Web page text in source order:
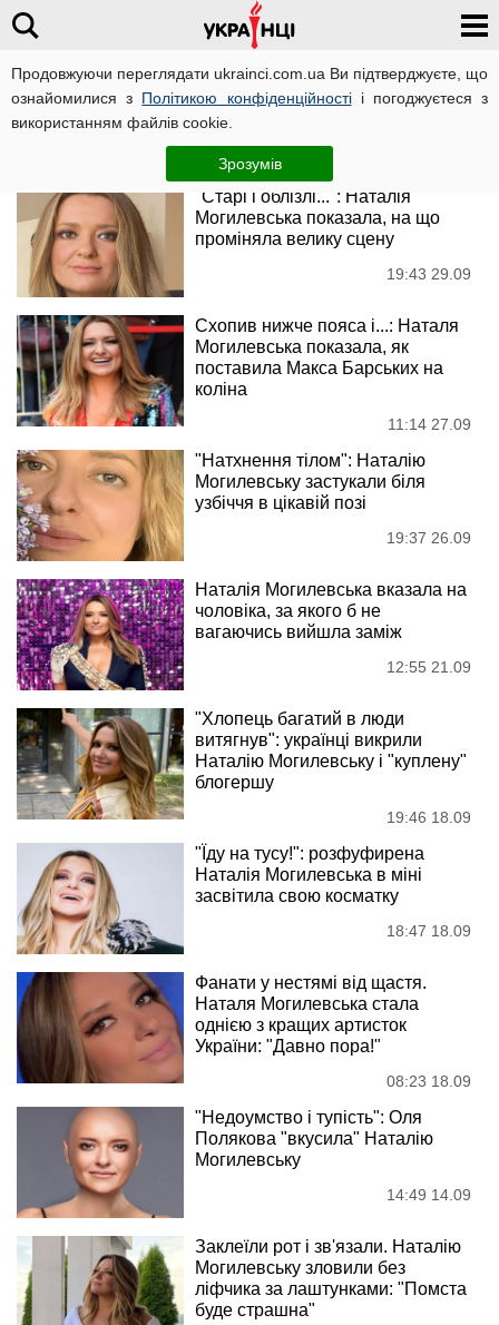
Продовжуючи переглядати ukrainci.com.ua Ви підтверджуєте, що
ознайомилися з Політикою конфіденційностіі погоджуєтеся з
використанням файлів cookie.
Зрозумів
Наталія Могилевська
"Старі і облізлі...": Наталія
Могилевська показала, на що
проміняла велику сцену
19:43 29.09
Схопив нижче пояса і...: Наталя
Могилевська показала, як
поставила Макса Барських на
коліна
11:14 27.09
"Натхнення тілом": Наталію
Могилевську застукали біля
узбіччя в цікавій позі
19:37 26.09
Наталія Могилевська вказала на
чоловіка, за якого б не
вагаючись вийшла заміж
12:55 21.09
"Хлопець багатий в люди
витягнув": українці викрили
Наталію Могилевську і "куплену"
блогершу
19:46 18.09
"Їду на тусу!": розфуфирена
Наталія Могилевська в міні
засвітила свою косматку
18:47 18.09
Фанати у нестямі від щастя.
Наталя Могилевська стала
однією з кращих артисток
України: "Давно пора!"
08:23 18.09
"Недоумство і тупість": Оля
Полякова "вкусила" Наталію
Могилевську
14:49 14.09
Заклеїли рот і зв'язали. Наталію
Могилевську зловили без
ліфчика за лаштунками: "Помста
буде страшна"